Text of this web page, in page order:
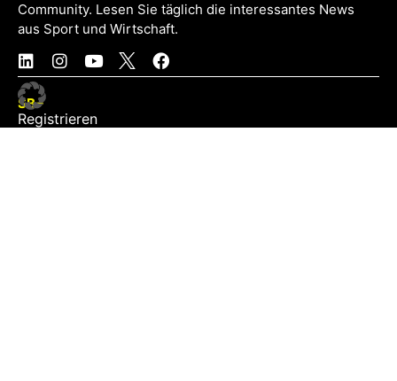
Community. Lesen Sie täglich die interessantes News
aus Sport und Wirtschaft.
SB+
Registrieren